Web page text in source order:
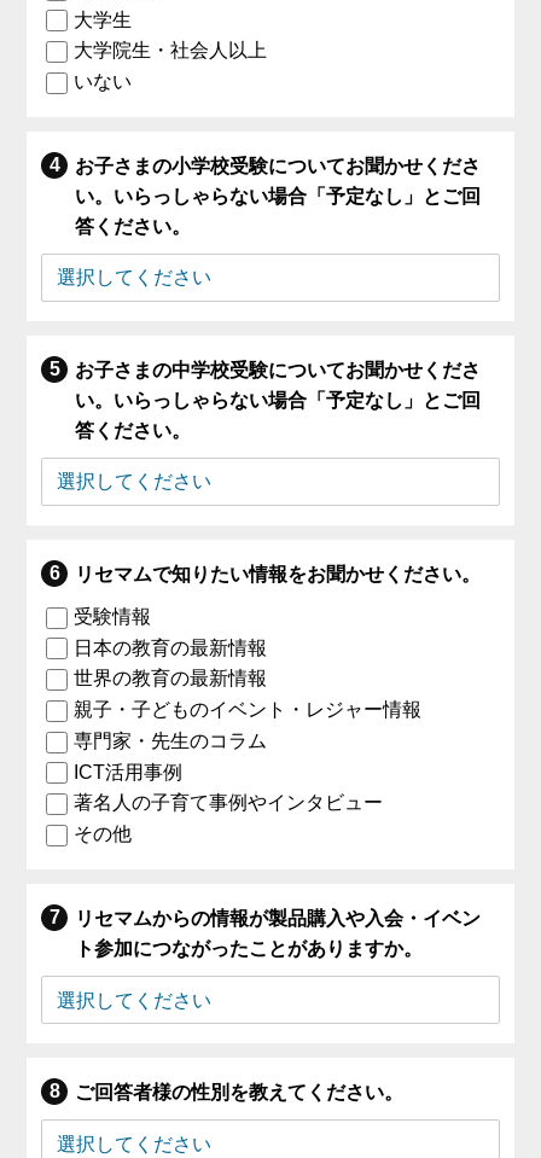
大学生
大学院生・社会人以上
いない
お子さまの小学校受験についてお聞かせくださ
い。いらっしゃらない場合「予定なし」とご回
答ください。
お子さまの中学校受験についてお聞かせくださ
い。いらっしゃらない場合「予定なし」とご回
答ください。
リセマムで知りたい情報をお聞かせください。
受験情報
日本の教育の最新情報
世界の教育の最新情報
親子・子どものイベント・レジャー情報
専門家・先生のコラム
ICT活用事例
著名人の子育て事例やインタビュー
その他
リセマムからの情報が製品購入や入会・イベン
ト参加につながったことがありますか。
ご回答者様の性別を教えてください。